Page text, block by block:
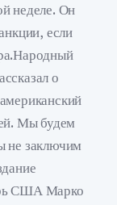
неделе. Он
если
о
Мы будем
не заключим
США Марко